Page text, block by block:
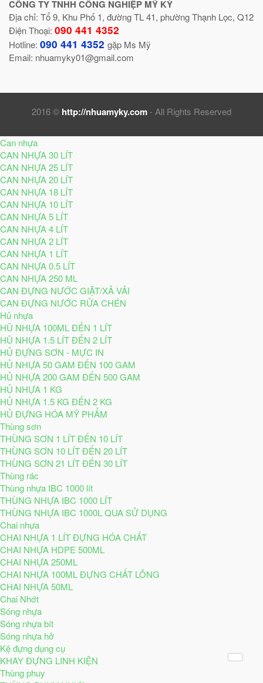
CÔNG TY TNHH CÔNG NGHIỆP MỸ KỲ
Địa chỉ: Tổ 9, Khu Phố 1, đường TL 41, phường Thạnh Lọc, Q12
Điện Thoại: 090 441 4352
Hotline: 090 441 4352 gặp Ms Mỹ
Email: nhuamyky01@gmail.com
2016 © http://nhuamyky.com- All Rights Reserved
Can nhựa
CAN NHỰA 30 LÍT
CAN NHỰA 25 LÍT
CAN NHỰA 20 LÍT
CAN NHỰA 18 LÍT
CAN NHỰA 10 LÍT
CAN NHỰA 5 LÍT
CAN NHỰA 4 LÍT
CAN NHỰA 2 LÍT
CAN NHỰA 1 LÍT
CAN NHỰA 0.5 LÍT
CAN NHỰA 250 ML
CAN ĐỰNG NƯỚC GIẶT/XẢ VẢI
CAN ĐỰNG NƯỚC RỬA CHÉN
Hủ nhựa
HŨ NHỰA 100ML ĐẾN 1 LÍT
HŨ NHỰA 1.5 LÍT ĐẾN 2 LÍT
HỦ ĐỰNG SƠN - MỰC IN
HỦ NHỰA 50 GAM ĐẾN 100 GAM
HỦ NHỰA 200 GAM ĐẾN 500 GAM
HỦ NHỰA 1 KG
HỦ NHỰA 1.5 KG ĐẾN 2 KG
HỦ ĐỰNG HÓA MỸ PHẨM
Thùng sơn
THÙNG SƠN 1 LÍT ĐẾN 10 LÍT
THÙNG SƠN 10 LÍT ĐẾN 20 LÍT
THÙNG SƠN 21 LÍT ĐẾN 30 LÍT
Thùng rác
Thùng nhựa IBC 1000 lít
THÙNG NHỰA IBC 1000 LÍT
THÙNG NHỰA IBC 1000L QUA SỬ DỤNG
Chai nhựa
CHAI NHỰA 1 LÍT ĐỰNG HÓA CHẤT
CHAI NHỰA HDPE 500ML
CHAI NHỰA 250ML
CHAI NHỰA 100ML ĐỰNG CHẤT LỎNG
CHAI NHỰA 50ML
Chai Nhớt
Sóng nhựa
Sóng nhựa bít
Sóng nhựa hở
Kệ đựng dụng cụ
KHAY ĐỰNG LINH KIỆN
Thùng phuy